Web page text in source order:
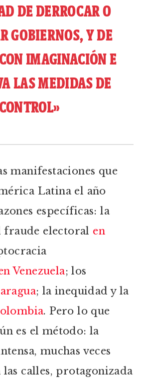
DE DERROCAR O
GOBIERNOS, Y DE
IMAGINACIÓN E
LAS MEDIDAS DE
manifestaciones que
Latina el año
específicas: la
fraude electoral en
Venezuela; los
; la inequidad y la
. Pero lo que
es el método: la
muchas veces
calles, protagonizada